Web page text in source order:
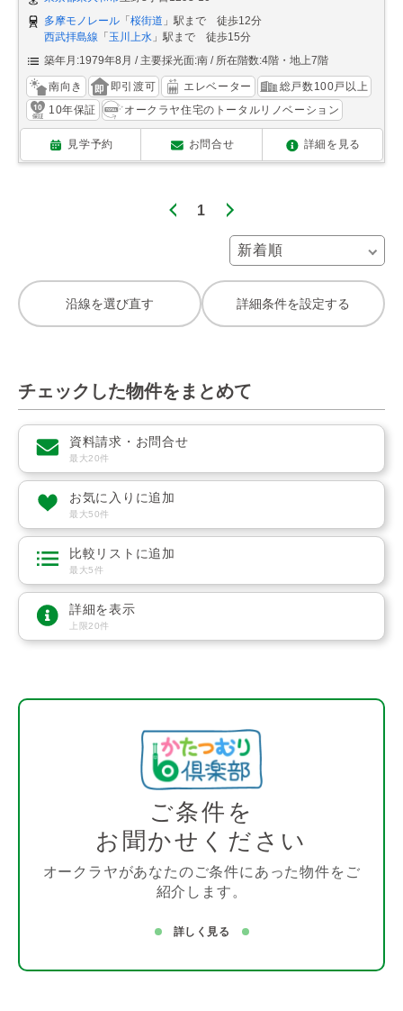
多摩モノレール 「 桜街道 」駅まで 徒歩12分
西武拝島線 「 玉川上水 」駅まで 徒歩15分
築年月:1979年8月
主要採光面:南 所在階数:4階・地上7階
南向き 即引渡可 エレベーター
総戸数100戸以上
10年保証
オークラヤ住宅のトータルリノベーション
見学予約 お問合せ 詳細を見る
1
沿線を選び直す 詳細条件を設定する
チェックした物件をまとめて
資料請求・お問合せ
最大20件
お気に入りに追加
最大50件
比較リストに追加
最大5件
詳細を表示
上限20件
ご条件を
お聞かせください
オークラヤがあなたのご条件にあった物件をご
紹介します。
詳しく見る